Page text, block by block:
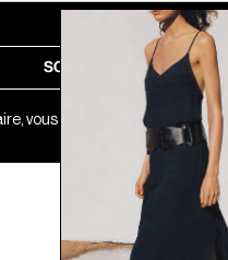
SOUMETTRE
vous acceptez notre
Site